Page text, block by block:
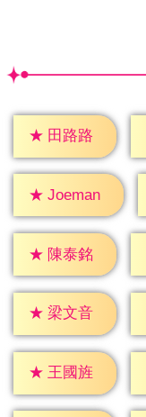
★ 田路路
★ Joeman
★ 陳泰銘
★ 梁文音
★ 王國旌